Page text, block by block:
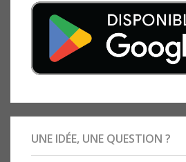
UNE IDÉE, UNE QUESTION ?